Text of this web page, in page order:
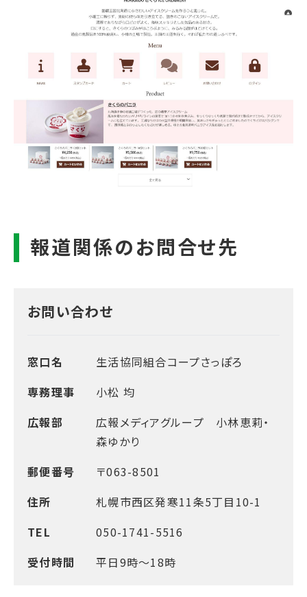
お問い合わせ
窓口名
生活協同組合コープさっぽろ
専務理事
小松 均
広報部
広報メディアグループ 小林恵莉・
森ゆかり
郵便番号
〒063-8501
住所
札幌市西区発寒11条5丁目10-1
TEL
050-1741-5516
受付時間
平日9時～18時